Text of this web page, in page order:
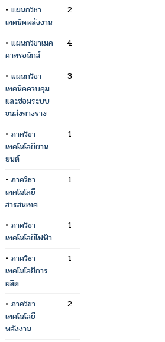
• แผนกวิชา
เทคนิคพลังงาน
2
• แผนกวิชาเมค
คาทรอนิกส์
4
• แผนกวิชา
เทคนิคควบคุม
และซ่อมระบบ
ขนส่งทางราง
3
• ภาควิชา
เทคโนโลยียาน
ยนต์
1
• ภาควิชา
เทคโนโลยี
สารสนเทศ
1
• ภาควิชา
เทคโนโลยีไฟฟ้า
1
• ภาควิชา
เทคโนโลยีการ
ผลิต
1
• ภาควิชา
เทคโนโลยี
พลังงาน
2